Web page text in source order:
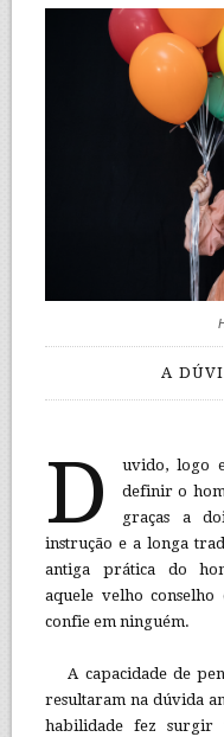
A
D
uvido, logo
definir o
graças a
instrução e a longa
antiga prática do
aquele velho conselho
confie em ninguém.
A capacidade de
resultaram na dúvida
habilidade fez surgir